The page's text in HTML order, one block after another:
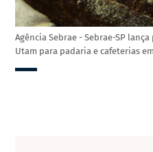
Agência Sebrae - Sebrae-SP
Utam para padaria e cafeterias